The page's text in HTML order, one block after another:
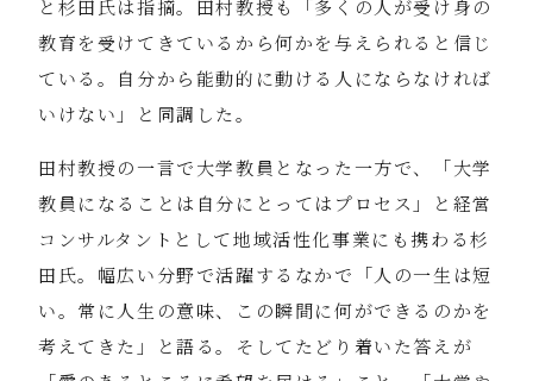
と杉田氏は指摘。田村教授も「多くの人が受け身の
教育を受けてきているから何かを与えられると信じ
ている。自分から能動的に動ける人にならなければ
いけない」と同調した。
田村教授の一言で大学教員となった一方で、「大学
教員になることは自分にとってはプロセス」と経営
コンサルタントとして地域活性化事業にも携わる杉
田氏。幅広い分野で活躍するなかで「人の一生は短
い。常に人生の意味、この瞬間に何ができるのかを
考えてきた」と語る。そしてたどり着いた答えが